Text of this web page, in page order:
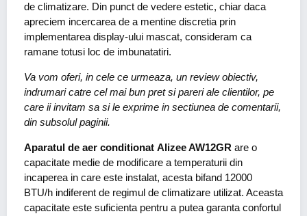
de climatizare. Din punct de vedere estetic, chiar daca
apreciem incercarea de a mentine discretia prin
implementarea display-ului mascat, consideram ca
ramane totusi loc de imbunatatiri.
Va vom oferi, in cele ce urmeaza, un review obiectiv,
indrumari catre cel mai bun pret si pareri ale clientilor, pe
care ii invitam sa si le exprime in sectiunea de comentarii,
din subsolul paginii.
Aparatul de aer conditionat Alizee AW12GR are o
capacitate medie de modificare a temperaturii din
incaperea in care este instalat, acesta bifand 12000
BTU/h indiferent de regimul de climatizare utilizat. Aceasta
capacitate este suficienta pentru a putea garanta confortul